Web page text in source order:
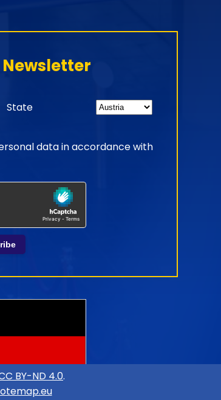
State
data in accordance with
BY-ND 4.0.